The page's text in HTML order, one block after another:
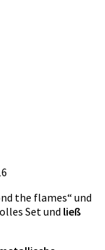
the flames“ und
Set und ließ